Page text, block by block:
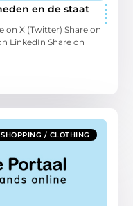
en de staat
on X (Twitter) Share on
LinkedIn Share on
SHOPPING / CLOTHING